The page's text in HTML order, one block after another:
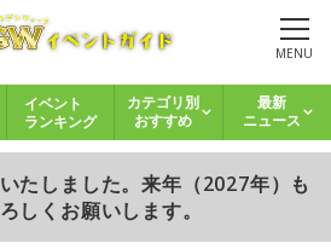
MENU
イベント
ランキング
カテゴリ別
おすすめ
最新
ニュース
たしました。来年（2027年）も
しくお願いします。